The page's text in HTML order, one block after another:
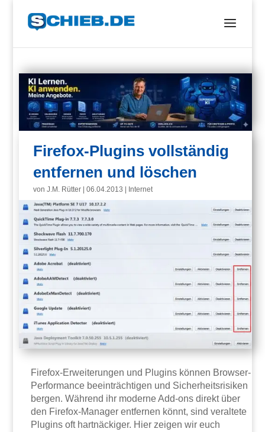
Firefox-Plugins vollständig
entfernen und löschen
vonJ.M. Rütter |06.04.2013 Internet
Firefox-Erweiterungen und Plugins können Browser-
Performance beeinträchtigen und Sicherheitsrisiken
bergen. Während ihr moderne Add-ons direkt über
den Firefox-Manager entfernen könnt, sind veraltete
Plugins oft hartnäckiger. Hier zeigen wir euch